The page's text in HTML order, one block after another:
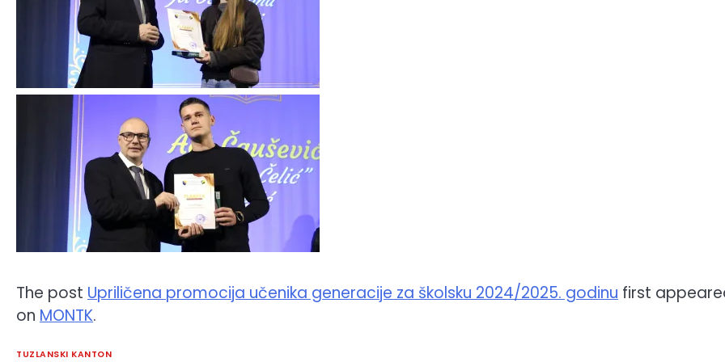
The post Upriličena promocija učenika generacije za školsku 2024/2025. godinu first
on MONTK.
TUZLANSKI KANTON